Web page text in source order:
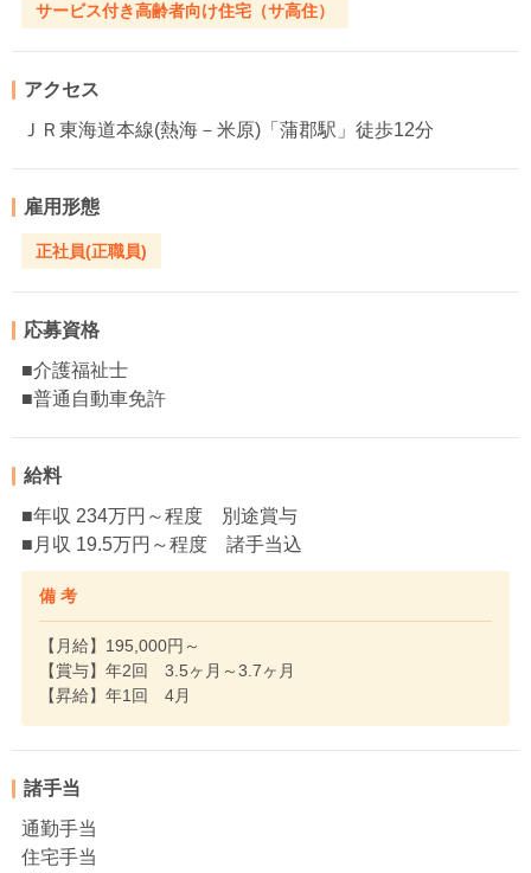
サービス付き高齢者向け住宅（サ高住）
アクセス
ＪＲ東海道本線(熱海－米原)「蒲郡駅」徒歩12分
雇用形態
正社員(正職員)
応募資格
■介護福祉士
■普通自動車免許
給料
■年収 234万円～程度 別途賞与
■月収 19.5万円～程度 諸手当込
備 考
【月給】195,000円～
【賞与】年2回 3.5ヶ月～3.7ヶ月
【昇給】年1回 4月
諸手当
通勤手当
住宅手当